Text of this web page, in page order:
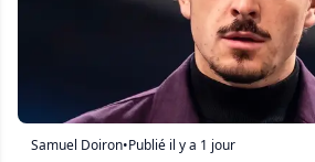
Samuel Doiron•Publié il y a 1 jour